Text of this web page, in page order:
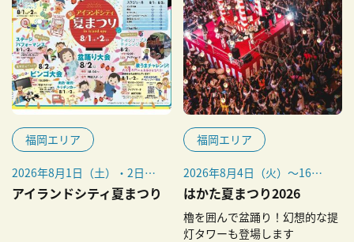
福岡エリア
2026年8月1日（土）・2日
（日）
アイランドシティ夏まつり
福岡エリア
2026年8⽉4⽇（火）〜16⽇
（日）
はかた夏まつり2026
櫓を囲んで盆踊り！幻想的な提
灯タワーも登場します